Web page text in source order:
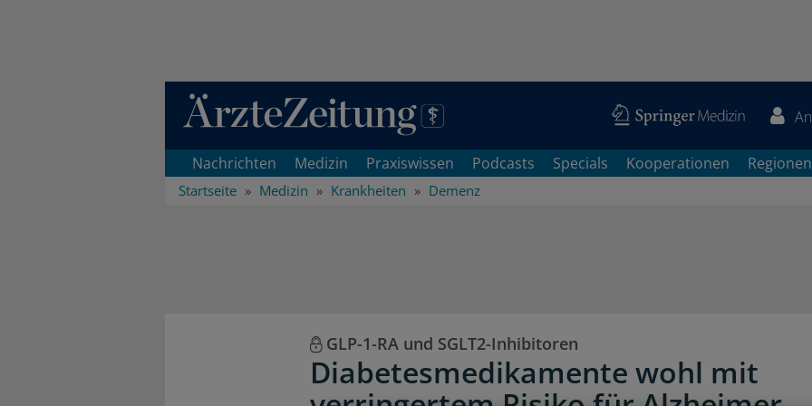
Direkt zum Inhaltsbereich
Nachrichten Medizin Praxiswissen Podcasts Specials Kooperationen Regionen
Startseite Medizin Krankheiten Demenz
GLP-1-RA und SGLT2-Inhibitoren
Diabetesmedikamente wohl mit